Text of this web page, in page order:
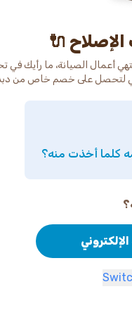
🔌
أعمال الصيانة، ما رأيك في
لتحصل على خصم خاص من
كلما أخذت منه؟